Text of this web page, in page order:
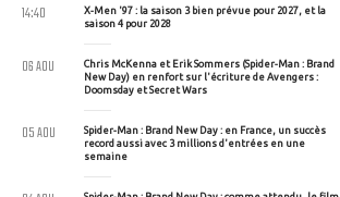
X-Men '97 : la saison 3 bien prévue pour 2027, et la
saison 4 pour 2028
14:40
Chris McKenna et Erik Sommers (Spider-Man : Brand
New Day) en renfort sur l'écriture de Avengers :
Doomsday et Secret Wars
06 AOU
Spider-Man : Brand New Day : en France, un succès
record aussi avec 3 millions d'entrées en une
semaine
05 AOU